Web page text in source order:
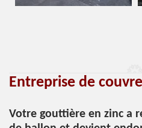
Entreprise de
Votre gouttière en zinc a